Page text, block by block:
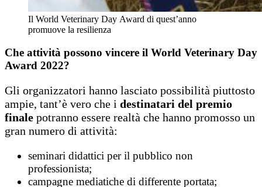
Il World Veterinary Day Award di quest’anno
promuove la resilienza
Che attività possono vincere il World Veterinary Day
Award 2022?
Gli organizzatori hanno lasciato possibilità piuttosto
ampie, tant’è vero che i destinatari del premio
finale potranno essere realtà che hanno promosso un
gran numero di attività:
seminari didattici per il pubblico non
professionista;
campagne mediatiche di differente portata;